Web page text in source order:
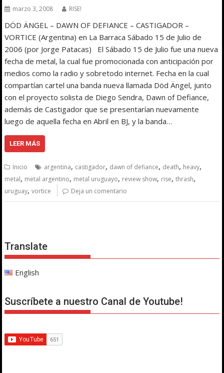
marzo 3, 2008 RISE!
DÖD ÄNGEL – DAWN OF DEFIANCE – CASTIGADOR –
VORTICE (Argentina) en La Barraca Sábado 15 de Julio de
2006 (por Jorge Patacas) El Sábado 15 de Julio fue una nueva
fecha de metal, la cual fue promocionada con anticipación por
medios como la radio y sobretodo internet. Fecha en la cual
compartían cartel una banda nueva llamada Död Ängel, junto
con el proyecto solista de Diego Sendra, Dawn of Defiance,
además de Castigador que se presentarían nuevamente
luego de aquella fecha en Abril en BJ, y la banda…
LEER MÁS
Inicio argentina, castigador, dawn of defiance, death, heavy,
metal, metal argentino, metal uruguayo, review show, rise,thrash,
uruguay,vortice Deja un comentario
Translate
English
Suscríbete a nuestro Canal de Youtube!